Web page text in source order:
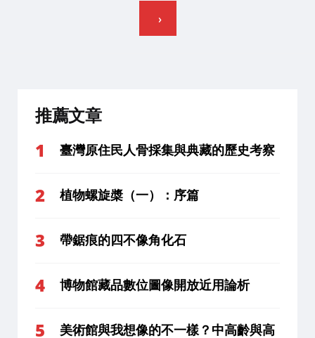
推薦文章
臺灣原住民人骨採集與典藏的歷史考察
植物螺旋槳（一）：序篇
帶鋸痕的四不像角化石
博物館藏品數位圖像開放近用論析
美術館與我想像的不一樣？中高齡與高